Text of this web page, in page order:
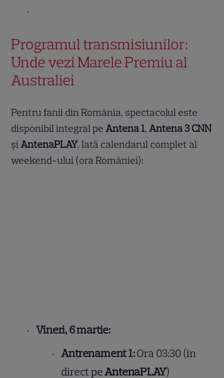
Programul transmisiunilor:
Unde vezi Marele Premiu al
Australiei
Pentru fanii din România, spectacolul este
disponibil integral peAntena 1,Antena 3 CNN
șiAntenaPLAY. Iată calendarul complet al
weekend-ului (ora României):
Vineri, 6 martie:
Antrenament 1:Ora 03:30 (în
direct peAntenaPLAY)